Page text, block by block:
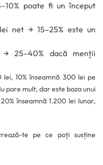
poate fi un început
net → 15–25% este un
25–40% dacă menții
10% înseamnă 300 lei pe
pare mult, dar este baza unui
înseamnă 1.200 lei lunar,
te pe ce poți susține